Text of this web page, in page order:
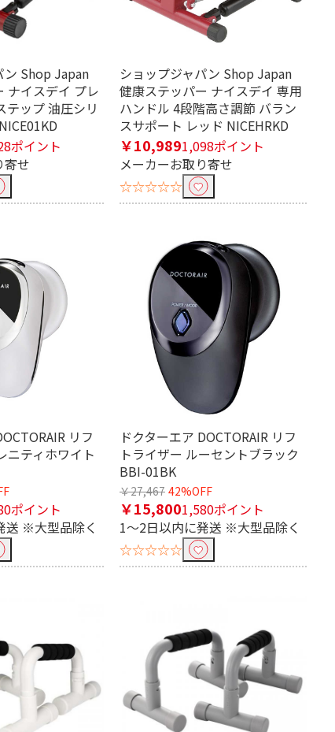
ン Shop Japan
ナイスデイ プレ
テップ 油圧シリ
ポイント
寄せ
ショップジャパン Shop Japan
健康ステッパー ナイスデイ 専用
ハンドル 4段階高さ調節 バラン
スサポート レッド NICEHRKD
￥10,9891,098ポイント
メーカーお取り寄せ
☆☆☆☆☆
リフ
ニティホワイト
ポイント
送 ※大型品除く
ドクターエア DOCTORAIR リフ
トライザー ルーセントブラック
BBI-01BK
￥27,467 42%OFF
￥15,8001,580ポイント
1～2日以内に発送 ※大型品除く
☆☆☆☆☆